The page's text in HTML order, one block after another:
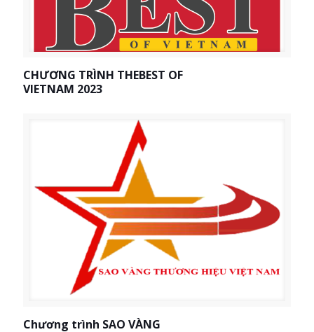
CHƯƠNG TRÌNH THEBEST OF
VIETNAM 2023
Chương trình SAO VÀNG